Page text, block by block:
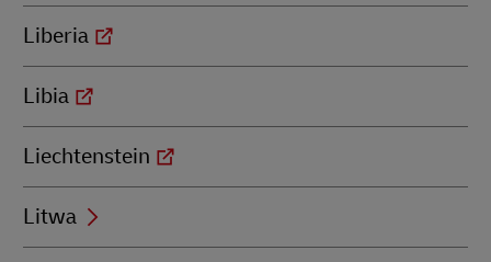
Liberia
Libia
Liechtenstein
Litwa